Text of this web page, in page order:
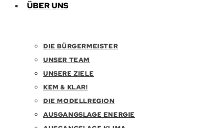
ÜBER UNS
DIE BÜRGERMEISTER
UNSER TEAM
UNSERE ZIELE
KEM & KLAR!
DIE MODELLREGION
AUSGANGSLAGE ENERGIE